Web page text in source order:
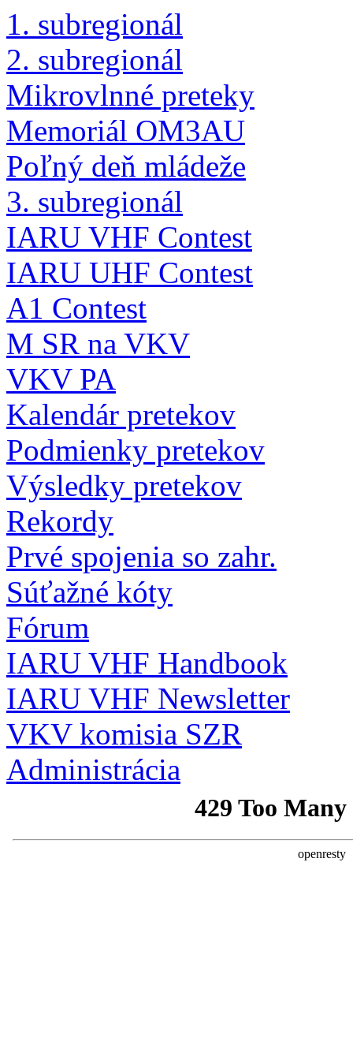
1. subregionál
2. subregionál
Mikrovlnné preteky
Memoriál OM3AU
Poľný deň mládeže
3. subregionál
IARU VHF Contest
IARU UHF Contest
A1 Contest
M SR na VKV
VKV PA
Kalendár pretekov
Podmienky pretekov
Výsledky pretekov
Rekordy
Prvé spojenia so zahr.
Súťažné kóty
Fórum
IARU VHF Handbook
IARU VHF Newsletter
VKV komisia SZR
Administrácia